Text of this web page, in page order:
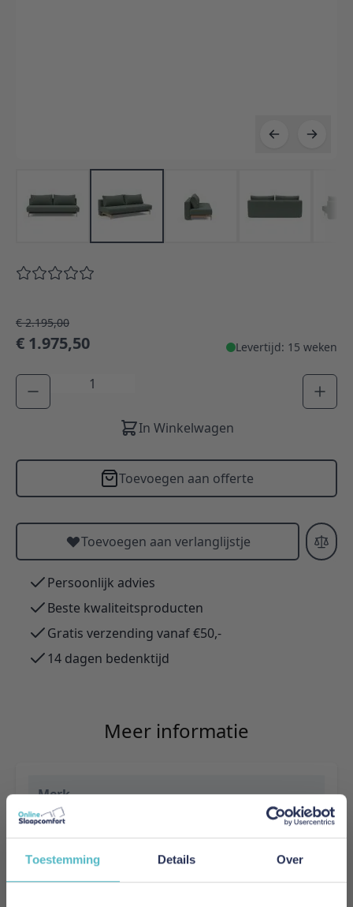
Toestemming Details Over
€ 2.195,00
€ 1.975,50 Levertijd: 15 weken
Aantal
In Winkelwagen
Toevoegen aan offerte
Toevoegen aan verlanglijstje
Persoonlijk advies
Beste kwaliteitsproducten
Gratis verzending vanaf €50,-
14 dagen bedenktijd
Meer informatie
Merk
Innovation Living
EAN